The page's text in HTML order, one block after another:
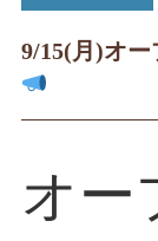
学生・保
一般サロ
9/15(月)オ
オー